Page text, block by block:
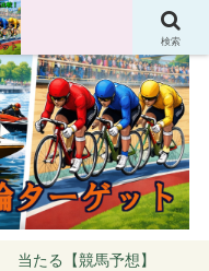
当たる【競馬予想】
検索